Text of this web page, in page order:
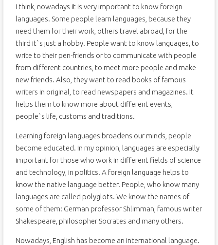
Английский для путешествий
I think, nowadays it is very important to know foreign
languages. Some people learn languages, because they
need them for their work, others travel abroad, for the
third it`s just a hobby. People want to know languages, to
write to their pen-friends or to communicate with people
from different countries, to meet more people and make
new friends. Also, they want to read books of famous
writers in original, to read newspapers and magazines. It
helps them to know more about different events,
people`s life, customs and traditions.
Learning foreign languages broadens our minds, people
become educated. In my opinion, languages are especially
important for those who work in different fields of science
and technology, in politics. A foreign language helps to
know the native language better. People, who know many
languages are called polyglots. We know the names of
some of them: German professor Shlimman, famous writer
Shakespeare, philosopher Socrates and many others.
Nowadays, English has become an international language.